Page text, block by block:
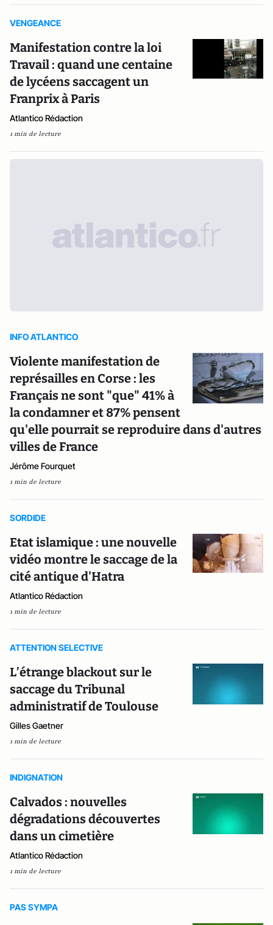
VENGEANCE
Manifestation contre la loi
Travail : quand une centaine
de lycéens saccagent un
Franprix à Paris
Atlantico Rédaction
1 min de lecture
INFO ATLANTICO
Violente manifestation de
représailles en Corse : les
Français ne sont "que" 41% à
la condamner et 87% pensent
qu'elle pourrait se reproduire dans d'autres
villes de France
Jérôme Fourquet
1 min de lecture
SORDIDE
Etat islamique : une nouvelle
vidéo montre le saccage de la
cité antique d'Hatra
Atlantico Rédaction
1 min de lecture
ATTENTION SELECTIVE
L’étrange black­out sur le
saccage du Tribunal
administratif de Toulouse
Gilles Gaetner
1 min de lecture
INDIGNATION
Calvados : nouvelles
dégradations découvertes
dans un cimetière
Atlantico Rédaction
1 min de lecture
PAS SYMPA